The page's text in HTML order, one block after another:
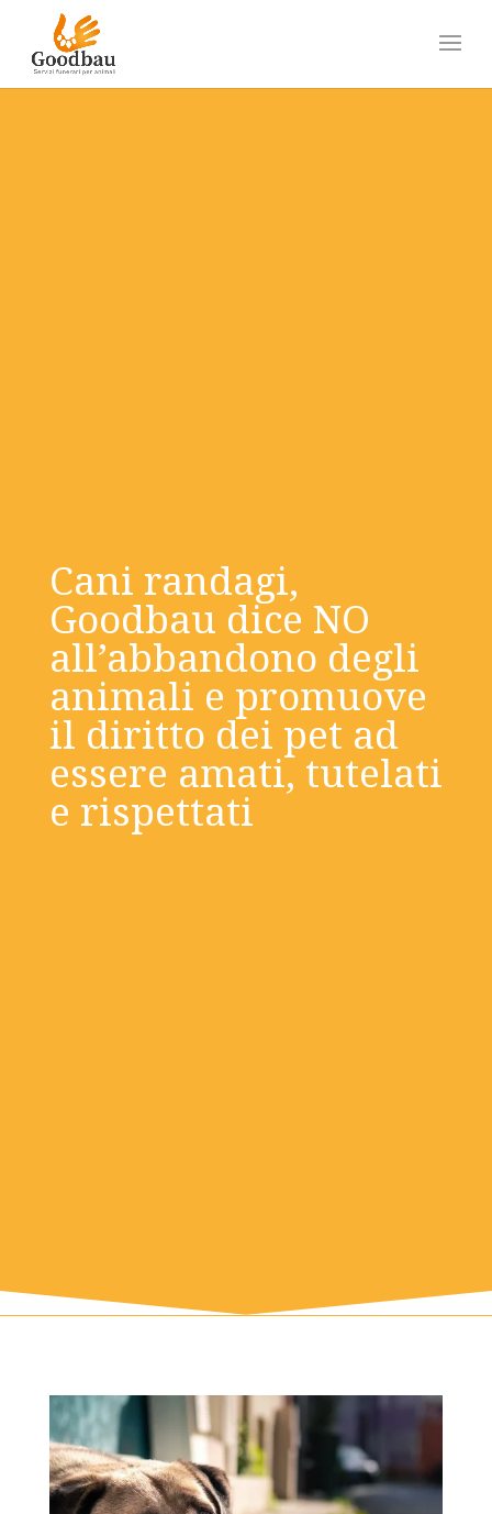
Cani randagi,
Goodbau dice NO
all’abbandono degli
animali e promuove
il diritto dei pet ad
essere amati, tutelati
e rispettati